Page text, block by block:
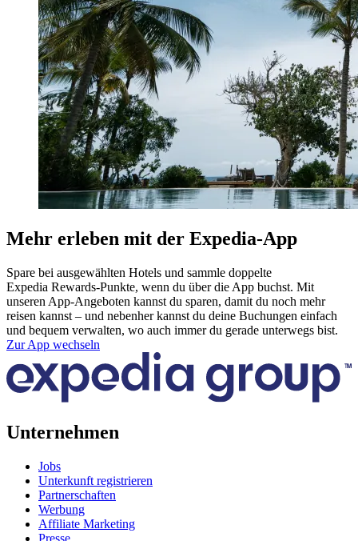
Mehr erleben mit der Expedia-App
Spare bei ausgewählten Hotels und sammle doppelte
Expedia Rewards-Punkte, wenn du über die App buchst. Mit
unseren App-Angeboten kannst du sparen, damit du noch mehr
reisen kannst – und nebenher kannst du deine Buchungen einfach
und bequem verwalten, wo auch immer du gerade unterwegs bist.
Zur App wechseln
Unternehmen
Jobs
Unterkunft registrieren
Partnerschaften
Werbung
Affiliate Marketing
Presse